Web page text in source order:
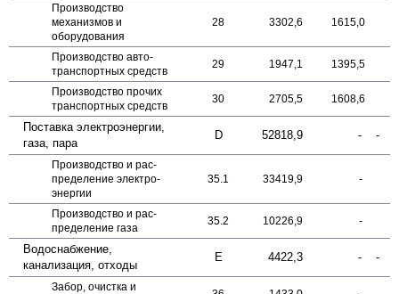
Производство
механизмов и
оборудования
28 3302,6 1615,0
Производство авто­
транспортных средств
29 1947,1 1395,5
Производство прочих
транспортных средств
30 2705,5 1608,6
Поставка электро­энергии,
газа, пара
D 52818,9 - -
Производство и рас­
пределение электро­
энергии
35.1 33419,9 -
Производство и рас­
пределение газа
35.2 10226,9 -
Водоснабжение,
канализация, отходы
E 4422,3 - -
Забор, очистка и